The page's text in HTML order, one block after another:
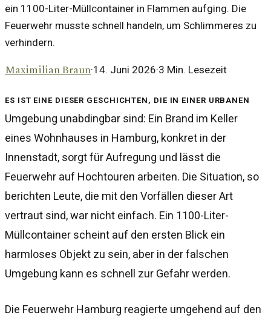
ein 1100-Liter-Müllcontainer in Flammen aufging. Die
Feuerwehr musste schnell handeln, um Schlimmeres zu
verhindern.
Maximilian Braun·14. Juni 2026·3 Min. Lesezeit
Es ist eine dieser Geschichten, die in einer urbanen
Umgebung unabdingbar sind: Ein Brand im Keller
eines Wohnhauses in Hamburg, konkret in der
Innenstadt, sorgt für Aufregung und lässt die
Feuerwehr auf Hochtouren arbeiten. Die Situation, so
berichten Leute, die mit den Vorfällen dieser Art
vertraut sind, war nicht einfach. Ein 1100-Liter-
Müllcontainer scheint auf den ersten Blick ein
harmloses Objekt zu sein, aber in der falschen
Umgebung kann es schnell zur Gefahr werden.
Die Feuerwehr Hamburg reagierte umgehend auf den